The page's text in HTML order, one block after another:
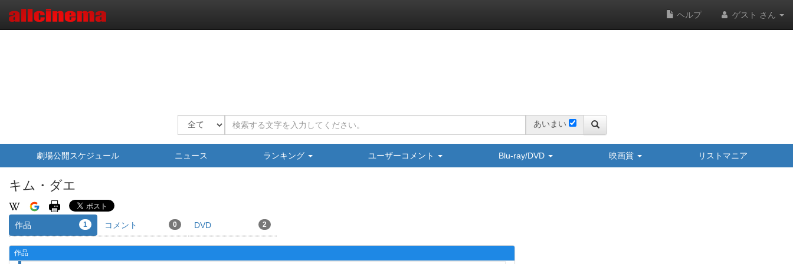
ヘルプ ゲスト さん
あいまい
劇場公開スケジュール ニュース ランキング ユーザーコメント Blu-ray/DVD 映画賞 リストマニア
キム・ダエ
作品 1 コメント 0 DVD 2
作品